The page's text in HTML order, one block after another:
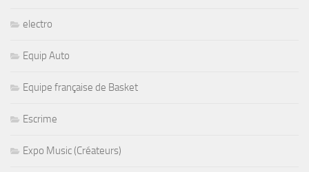
electro
Equip Auto
Equipe française de Basket
Escrime
Expo Music (Créateurs)